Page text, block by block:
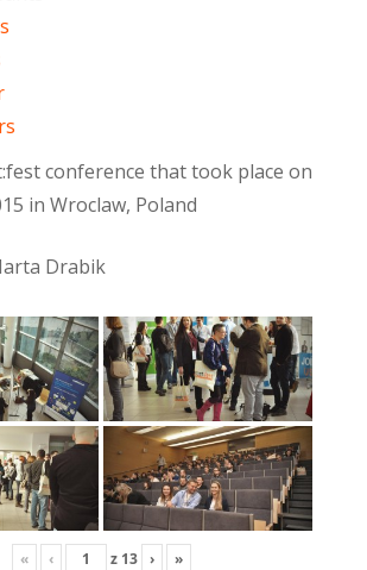
conference that took place on
in Wroclaw, Poland
Drabik
« ‹ z 13 › »